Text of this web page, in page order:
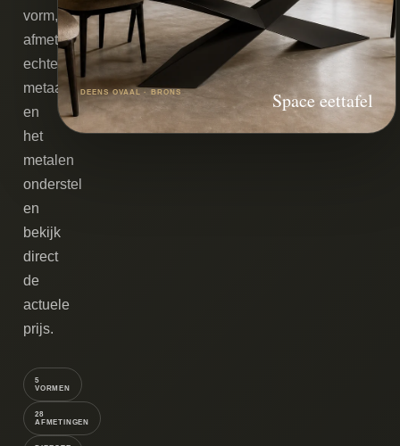
vorm,
afmeting,
echte
metaallaag
en
het
metalen
onderstel
en
bekijk
direct
de
actuele
prijs.
5
VORMEN
28
AFMETINGEN
DEENS OVAAL · BRONS Space eettafel